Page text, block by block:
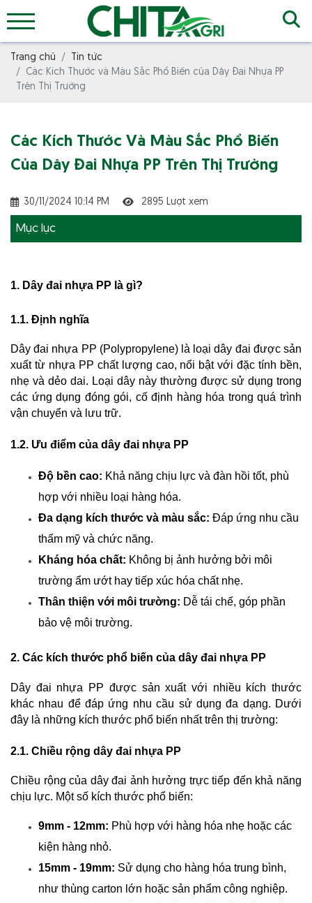
Trang chủ
Tin tức
Các Kích Thước và Màu Sắc Phổ Biến của Dây Đai Nhựa PP
Trên Thị Trường
Các Kích Thước Và Màu Sắc Phổ Biến
Của Dây Đai Nhựa PP Trên Thị Trường
30/11/2024 10:14 PM 2895 Lượt xem
Mục lục
1. Dây đai nhựa PP là gì?
1.1. Định nghĩa
Dây đai nhựa PP (Polypropylene) là loại dây đai được sản
xuất từ nhựa PP chất lượng cao, nổi bật với đặc tính bền,
nhẹ và dẻo dai. Loại dây này thường được sử dụng trong
các ứng dụng đóng gói, cố định hàng hóa trong quá trình
vận chuyển và lưu trữ.
1.2. Ưu điểm của dây đai nhựa PP
Độ bền cao: Khả năng chịu lực và đàn hồi tốt, phù
hợp với nhiều loại hàng hóa.
Đa dạng kích thước và màu sắc: Đáp ứng nhu cầu
thẩm mỹ và chức năng.
Kháng hóa chất: Không bị ảnh hưởng bởi môi
trường ẩm ướt hay tiếp xúc hóa chất nhẹ.
Thân thiện với môi trường: Dễ tái chế, góp phần
bảo vệ môi trường.
2. Các kích thước phổ biến của dây đai nhựa PP
Dây đai nhựa PP được sản xuất với nhiều kích thước
khác nhau để đáp ứng nhu cầu sử dụng đa dạng. Dưới
đây là những kích thước phổ biến nhất trên thị trường:
2.1. Chiều rộng dây đai nhựa PP
Chiều rộng của dây đai ảnh hưởng trực tiếp đến khả năng
chịu lực. Một số kích thước phổ biến:
9mm - 12mm: Phù hợp với hàng hóa nhẹ hoặc các
kiện hàng nhỏ.
15mm - 19mm: Sử dụng cho hàng hóa trung bình,
như thùng carton lớn hoặc sản phẩm công nghiệp.